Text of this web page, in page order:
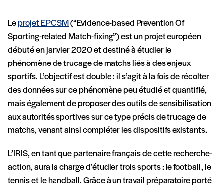
Le projet EPOSM(“Evidence-based Prevention Of
Sporting-related Match-fixing”) est un projet européen
débuté en janvier 2020 et destiné à étudier le
phénomène de trucage de matchs liés à des enjeux
sportifs. L’objectif est double : il s’agit à la fois de récolter
des données sur ce phénomène peu étudié et quantifié,
mais également de proposer des outils de sensibilisation
aux autorités sportives sur ce type précis de trucage de
matchs, venant ainsi compléter les dispositifs existants.
L’IRIS, en tant que partenaire français de cette recherche-
action, aura la charge d’étudier trois sports : le football, le
tennis et le handball. Grâce à un travail préparatoire porté